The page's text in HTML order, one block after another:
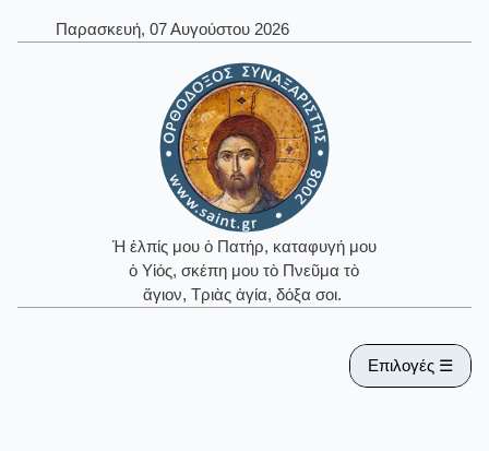
Παρασκευή, 07 Αυγούστου 2026
Ἡ ἐλπίς μου ὁ Πατήρ, καταφυγή μου
ὁ Υἱός, σκέπη μου τὸ Πνεῦμα τὸ
ἅγιον, Τριὰς ἁγία, δόξα σοι.
Επιλογές ☰